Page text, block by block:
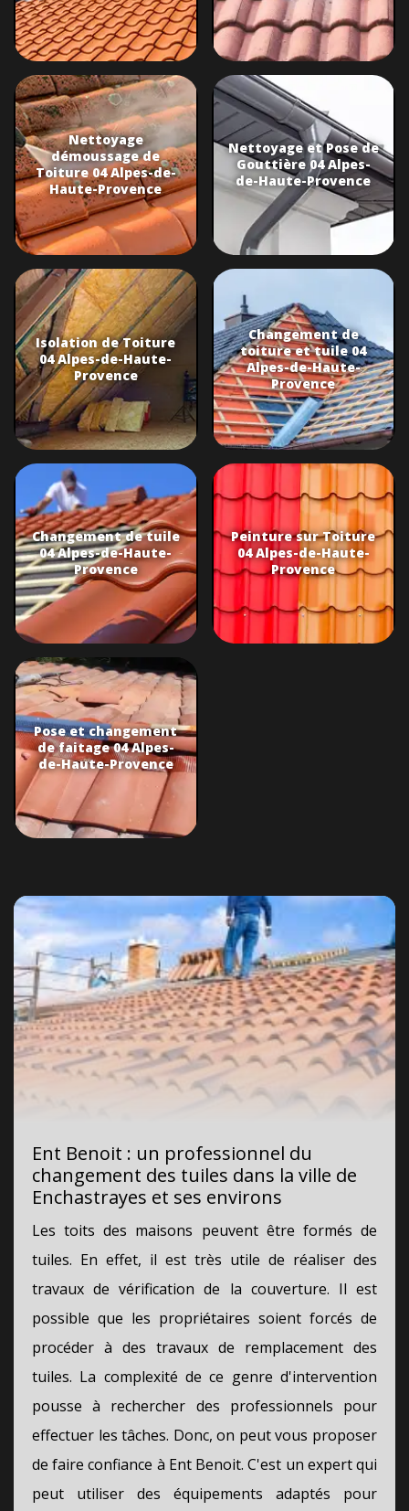
Nettoyage
démoussage de
Toiture 04 Alpes-de-
Haute-Provence
Nettoyage et Pose de
Gouttière 04 Alpes-
de-Haute-Provence
Isolation de Toiture
04 Alpes-de-Haute-
Provence
Changement de
toiture et tuile 04
Alpes-de-Haute-
Provence
Changement de tuile
04 Alpes-de-Haute-
Provence
Peinture sur Toiture
04 Alpes-de-Haute-
Provence
Pose et changement
de faitage 04 Alpes-
de-Haute-Provence
Ent Benoit : un professionnel du
changement des tuiles dans la ville de
Enchastrayes et ses environs
Les toits des maisons peuvent être formés de
tuiles. En effet, il est très utile de réaliser des
travaux de vérification de la couverture. Il est
possible que les propriétaires soient forcés de
procéder à des travaux de remplacement des
tuiles. La complexité de ce genre d'intervention
pousse à rechercher des professionnels pour
effectuer les tâches. Donc, on peut vous proposer
de faire confiance à Ent Benoit. C'est un expert qui
peut utiliser des équipements adaptés pour